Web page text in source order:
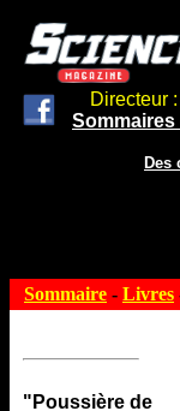
Directeur :
Des
Sommaire - Livres
"Poussière de